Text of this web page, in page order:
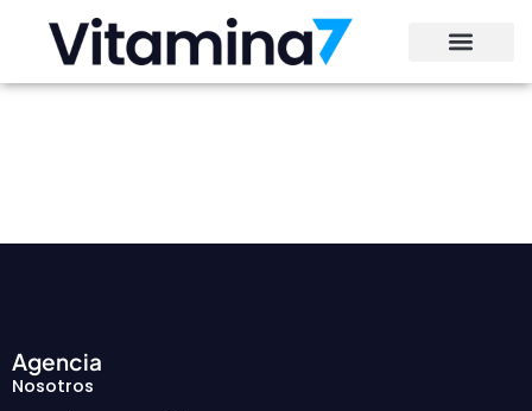
contenido
Agencia
Nosotros